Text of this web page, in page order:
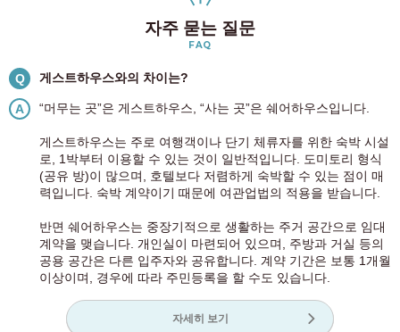
자주 묻는 질문
FAQ
Q 게스트하우스와의 차이는?
A “머무는 곳”은 게스트하우스, “사는 곳”은 쉐어하우스입니다.
게스트하우스는 주로 여행객이나 단기 체류자를 위한 숙박 시설
로, 1박부터 이용할 수 있는 것이 일반적입니다. 도미토리 형식
(공유 방)이 많으며, 호텔보다 저렴하게 숙박할 수 있는 점이 매
력입니다. 숙박 계약이기 때문에 여관업법의 적용을 받습니다.
반면 쉐어하우스는 중장기적으로 생활하는 주거 공간으로 임대
계약을 맺습니다. 개인실이 마련되어 있으며, 주방과 거실 등의
공용 공간은 다른 입주자와 공유합니다. 계약 기간은 보통 1개월
이상이며, 경우에 따라 주민등록을 할 수도 있습니다.
자세히 보기